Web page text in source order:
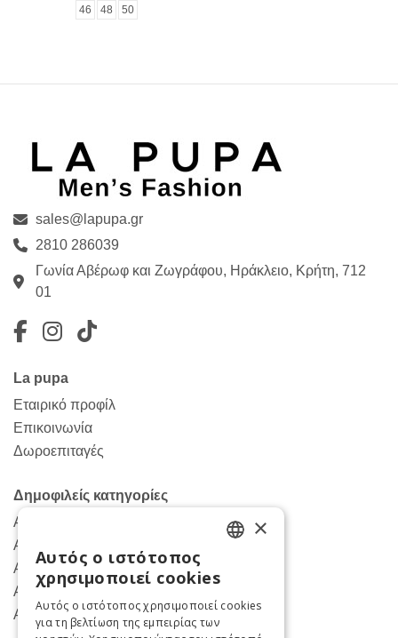
46 48 50
sales@lapupa.gr
2810 286039
Γωνία Αβέρωφ και Ζωγράφου, Ηράκλειο, Κρήτη, 712
01
La pupa
Εταιρικό προφίλ
Επικοινωνία
Δωροεπιταγές
Δημοφιλείς κατηγορίες
Ανδρικά παντελόνια
Ανδρικα πουκάμισα
Ανδρικά πανωφόρια
Ανδρικά κοστούμια
Ανδρικές μπλούζες
GREEK
×
Αυτός ο ιστότοπος
χρησιμοποιεί cookies
Αυτός ο ιστότοπος χρησιμοποιεί cookies
για τη βελτίωση της εμπειρίας των